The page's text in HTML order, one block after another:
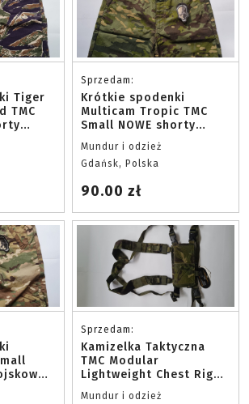
Tiger
TMC
Sprzedam:
Krótkie spodenki
Multicam Tropic TMC
Small NOWE shorty
wojskowe S
Mundur i odzież
Gdańsk, Polska
90.00 zł
Sprzedam:
Kamizelka Taktyczna
TMC Modular
Lightweight Chest Rig
Multicam Tropic
Mundur i odzież